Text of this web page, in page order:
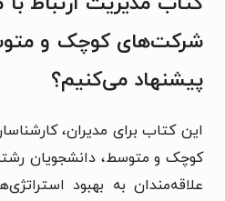
شرکت‌های کوچک و
پیشنهاد می‌کنیم؟
این کتاب برای مدیران،
کوچک و متوسط، دانشجویان
علاقه‌مندان به بهبود